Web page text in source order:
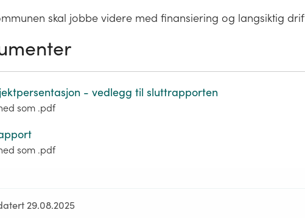
skal jobbe videre med finansiering og langsiktig
- vedlegg til sluttrapporten
som .pdf
som .pdf
29.08.2025